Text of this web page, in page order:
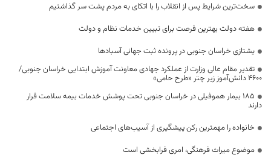
سخت‌ترین شرایط پس از انقلاب را با اتکای به مردم پشت سر گذاشتیم
هفته دولت بهترین فرصت برای تبیین خدمات نظام و دولت
یشتازی خراسان جنوبی در پرونده ثبت جهانی آسبادها
تقدیر مقام عالی وزارت از عملکرد جهادی معاونت آموزش ابتدایی خراسان جنوبی/
۴۶۰۰ دانش‌آموز زیر چتر «طرح حامی»
۱۸۵ بیمار هموفیلی در خراسان جنوبی تحت پوشش خدمات بیمه سلامت قرار
دارند
خانواده را مهمترین رکن پیشگیری از آسیب‌های اجتماعی
موضوع میراث فرهنگی، امری فرابخشی است